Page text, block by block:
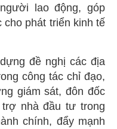
lao động, góp
cho phát triển kinh tế
đề nghị các địa
công tác chỉ đạo,
giám sát, đôn đốc
nhà đầu tư trong
chính, đẩy mạnh